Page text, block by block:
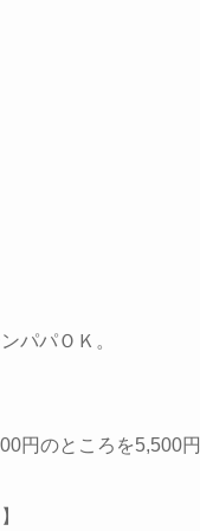
パパＯＫ。
円のところを5,500